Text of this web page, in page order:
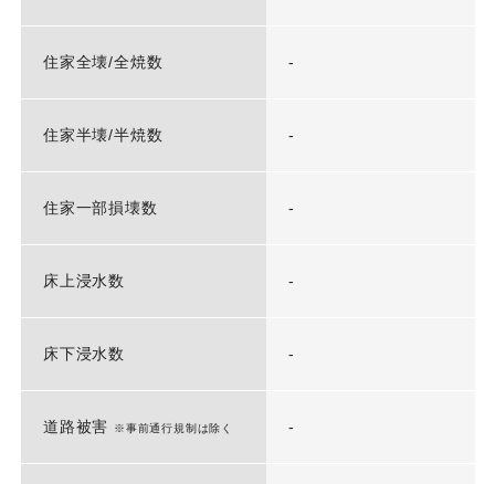
住家全壊/全焼数 -
住家半壊/半焼数 -
住家一部損壊数 -
床上浸水数 -
床下浸水数 -
道路被害 ※事前通行規制は除く -